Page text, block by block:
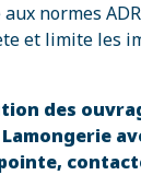
normes
et limite les
des